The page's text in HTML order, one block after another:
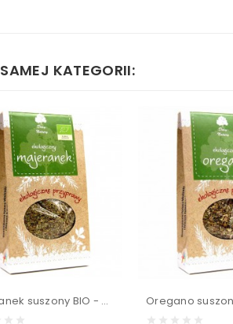
KATEGORII:
Majeranek suszony BIO - Dary Natury 15 g